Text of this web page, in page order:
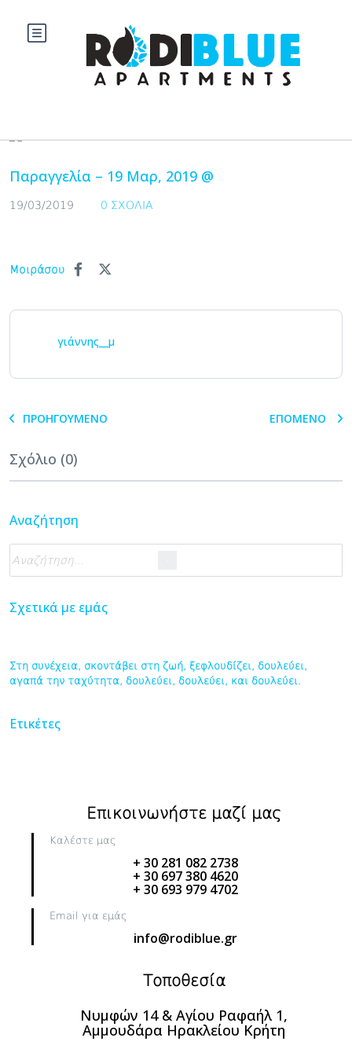
Παραγγελία – 19 Μαρ, 2019 @
19/03/2019 0 ΣΧΌΛΙΑ
Μοιράσου
γιάννης__μ
ΠΡΟΗΓΟΎΜΕΝΟ ΕΠΌΜΕΝΟ
Σχόλιο (0)
Αναζήτηση
Σχετικά με εμάς
Στη συνέχεια, σκοντάβει στη ζωή, ξεφλουδίζει, δουλεύει,
αγαπά την ταχύτητα, δουλεύει, δουλεύει, και δουλεύει.
Ετικέτες
Επικοινωνήστε μαζί μας
Καλέστε μας
+ 30 281 082 2738
+ 30 697 380 4620
+ 30 693 979 4702
Email για εμάς
info@rodiblue.gr
Τοποθεσία
Νυμφών 14 & Αγίου Ραφαήλ 1,
Αμμουδάρα Ηρακλείου Κρήτη